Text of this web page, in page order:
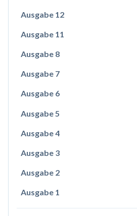
Ausgabe 12
Ausgabe 11
Ausgabe 8
Ausgabe 7
Ausgabe 6
Ausgabe 5
Ausgabe 4
Ausgabe 3
Ausgabe 2
Ausgabe 1